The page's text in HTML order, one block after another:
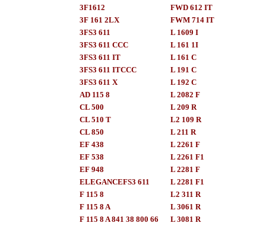
3F1612
3F 161 2LX
3FS3 611
3FS3 611 CCC
3FS3 611 IT
3FS3 611 ITCCC
3FS3 611 X
AD 115 8
CL 500
CL 510 T
CL 850
EF 438
EF 538
EF 948
ELEGANCEFS3 611
F 115 8
F 115 8 A
F 115 8 A 841 38 800 66
FWD 612 IT
FWM 714 IT
L 1609 I
L 161 1I
L 161 C
L 191 C
L 192 C
L 2082 F
L 209 R
L2 109 R
L 211 R
L 2261 F
L 2261 F1
L 2281 F
L 2281 F1
L2 311 R
L 3061 R
L 3081 R